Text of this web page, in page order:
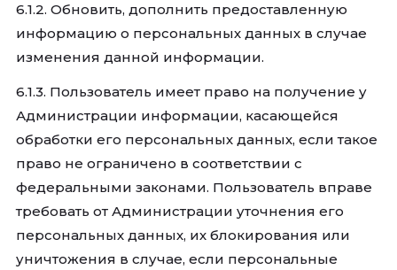
6.1.2. Обновить, дополнить предоставленную
информацию о персональных данных в случае
изменения данной информации.
6.1.3. Пользователь имеет право на получение у
Администрации информации, касающейся
обработки его персональных данных, если такое
право не ограничено в соответствии с
федеральными законами. Пользователь вправе
требовать от Администрации уточнения его
персональных данных, их блокирования или
уничтожения в случае, если персональные